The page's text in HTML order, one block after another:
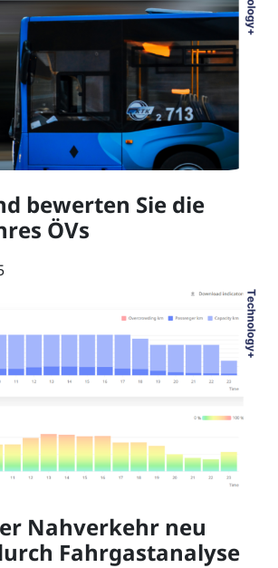
bewerten Sie die
ÖVs
Nahverkehr neu
Fahrgastanalyse